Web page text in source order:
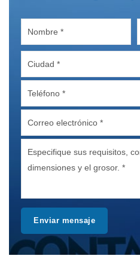
Enviar mensaje